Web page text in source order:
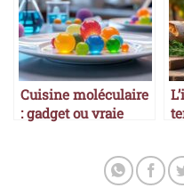
Cuisine moléculaire
: gadget ou vraie